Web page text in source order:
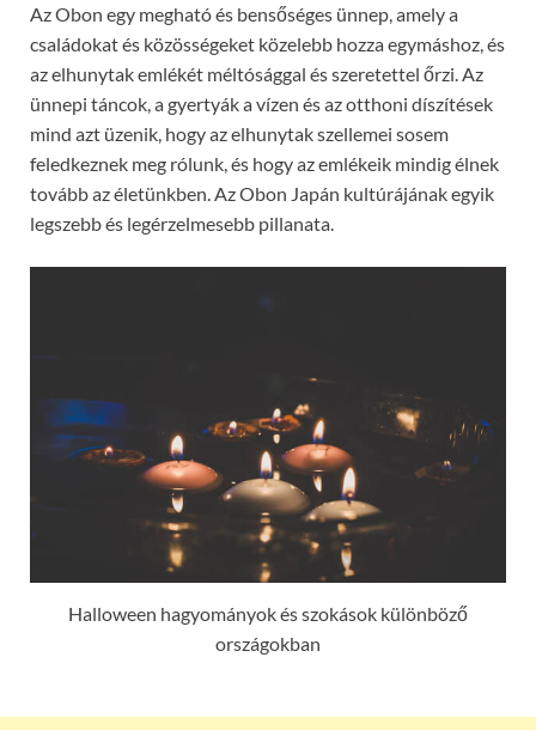
Az Obon egy megható és bensőséges ünnep, amely a
családokat és közösségeket közelebb hozza egymáshoz, és
az elhunytak emlékét méltósággal és szeretettel őrzi. Az
ünnepi táncok, a gyertyák a vízen és az otthoni díszítések
mind azt üzenik, hogy az elhunytak szellemei sosem
feledkeznek meg rólunk, és hogy az emlékeik mindig élnek
tovább az életünkben. Az Obon Japán kultúrájának egyik
legszebb és legérzelmesebb pillanata.
Halloween hagyományok és szokások különböző
országokban